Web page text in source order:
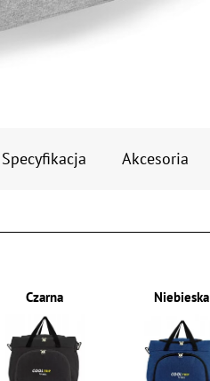
Specyfikacja Akcesoria
Czarna Niebieska